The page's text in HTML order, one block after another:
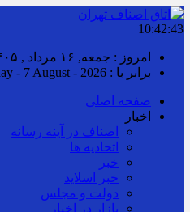
10:42:44
امروز : جمعه, ۱۶ مرداد , ۱۴۰۵
برابر با : Friday - 7 August - 2026
صفحه اصلی
اخبار
اصناف در آینه رسانه
اتحادیه ها
خبر
خبر اسلايد
دولت و مجلس
بازار در اخبار